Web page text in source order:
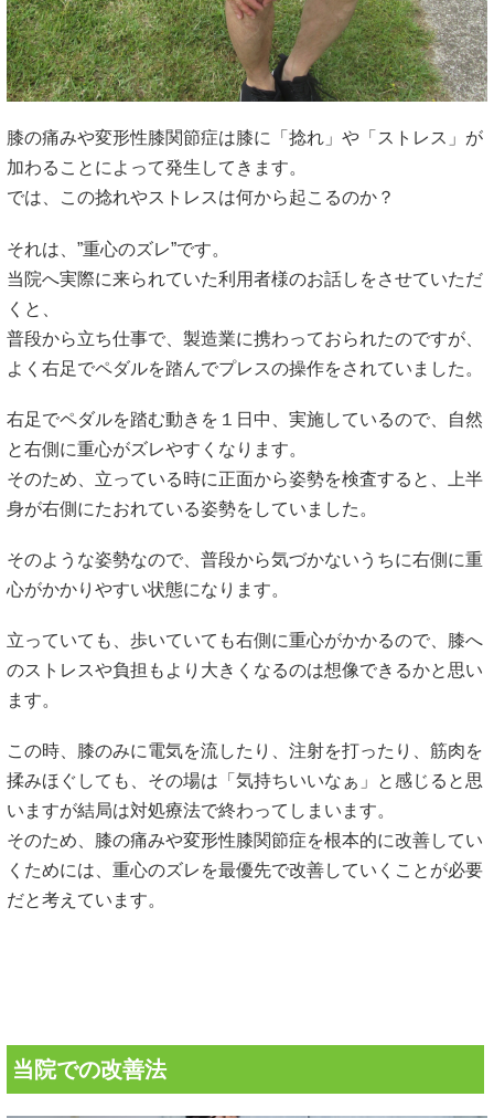
膝の痛みや変形性膝関節症は膝に「捻れ」や「ストレス」が
加わることによって発生してきます。
では、この捻れやストレスは何から起こるのか？
それは、”重心のズレ”です。
当院へ実際に来られていた利用者様のお話しをさせていただ
くと、
普段から立ち仕事で、製造業に携わっておられたのですが、
よく右足でペダルを踏んでプレスの操作をされていました。
右足でペダルを踏む動きを１日中、実施しているので、自然
と右側に重心がズレやすくなります。
そのため、立っている時に正面から姿勢を検査すると、上半
身が右側にたおれている姿勢をしていました。
そのような姿勢なので、普段から気づかないうちに右側に重
心がかかりやすい状態になります。
立っていても、歩いていても右側に重心がかかるので、膝へ
のストレスや負担もより大きくなるのは想像できるかと思い
ます。
この時、膝のみに電気を流したり、注射を打ったり、筋肉を
揉みほぐしても、その場は「気持ちいいなぁ」と感じると思
いますが結局は対処療法で終わってしまいます。
そのため、膝の痛みや変形性膝関節症を根本的に改善してい
くためには、重心のズレを最優先で改善していくことが必要
だと考えています。
当院での改善法